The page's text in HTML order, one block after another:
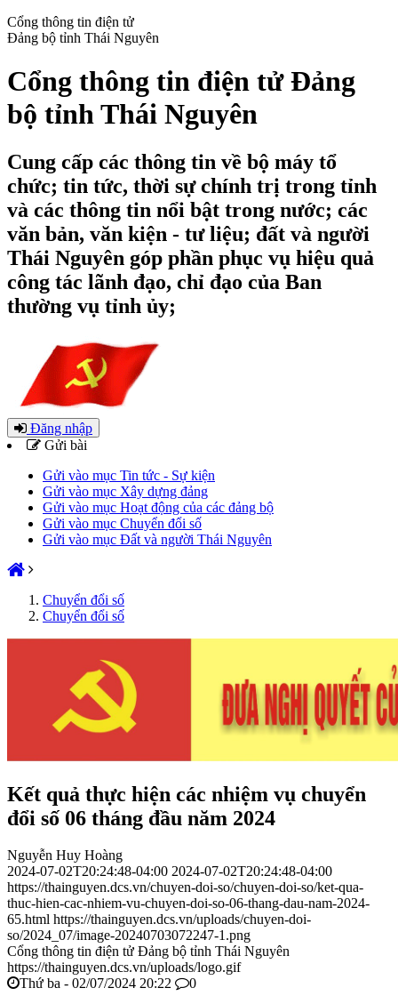
Cổng thông tin điện tử
Đảng bộ tỉnh Thái Nguyên
Cổng thông tin điện tử Đảng
bộ tỉnh Thái Nguyên
Cung cấp các thông tin về bộ máy tổ
chức; tin tức, thời sự chính trị trong tỉnh
và các thông tin nổi bật trong nước; các
văn bản, văn kiện - tư liệu; đất và người
Thái Nguyên góp phần phục vụ hiệu quả
công tác lãnh đạo, chỉ đạo của Ban
thường vụ tỉnh ủy;
Đăng nhập
Gửi bài
Gửi vào mục Tin tức - Sự kiện
Gửi vào mục Xây dựng đảng
Gửi vào mục Hoạt động của các đảng bộ
Gửi vào mục Chuyển đổi số
Gửi vào mục Đất và người Thái Nguyên
Chuyển đổi số
Chuyển đổi số
Kết quả thực hiện các nhiệm vụ chuyển
đổi số 06 tháng đầu năm 2024
Nguyễn Huy Hoàng
2024-07-02T20:24:48-04:00 2024-07-02T20:24:48-04:00
https://thainguyen.dcs.vn/chuyen-doi-so/chuyen-doi-so/ket-qua-
thuc-hien-cac-nhiem-vu-chuyen-doi-so-06-thang-dau-nam-2024-
65.html https://thainguyen.dcs.vn/uploads/chuyen-doi-
so/2024_07/image-20240703072247-1.png
Cổng thông tin điện tử Đảng bộ tỉnh Thái Nguyên
https://thainguyen.dcs.vn/uploads/logo.gif
Thứ ba - 02/07/2024 20:22
0